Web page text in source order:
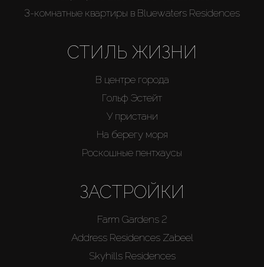
3-комнатные квартиры в Bluewaters Residences
СТИЛЬ ЖИЗНИ
В центре города
Гольф Эстейт
У пристани
На берегу моря
Роскошные пентхаусы
ЗАСТРОЙКИ
Farm Gardens 2
Address Residences Zabeel
Skyhills Residences